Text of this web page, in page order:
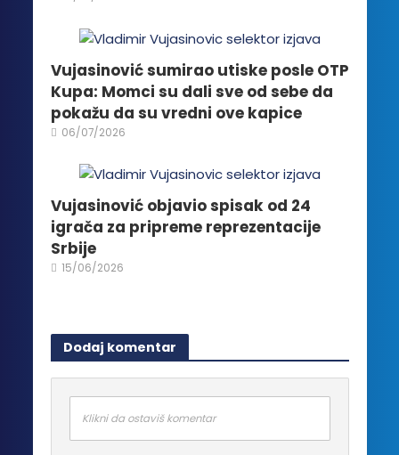
Vujasinović sumirao utiske posle OTP
Kupa: Momci su dali sve od sebe da
pokažu da su vredni ove kapice
06/07/2026
Vujasinović objavio spisak od 24
igrača za pripreme reprezentacije
Srbije
15/06/2026
Dodaj komentar
Klikni da ostaviš komentar